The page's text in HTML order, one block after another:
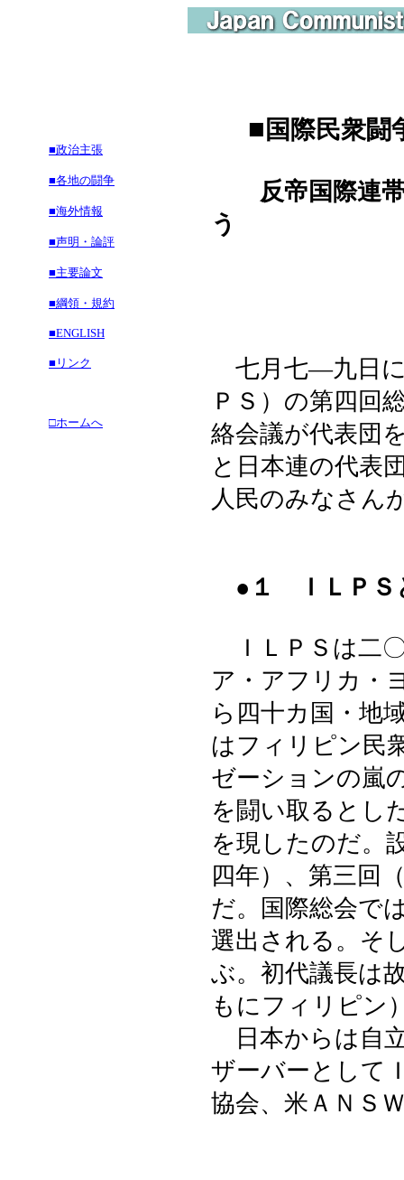
■政治主張
■各地の闘争
■海外情報
■声明・論評
■主要論文
■綱領・規約
■ENGLISH
■リンク
□ホームへ
■ 国際民衆闘
反帝国際連
う
七月七―九日に
ＰＳ）の第四回
絡会議が代表団
と日本連の代表
人民のみなさん
●１ ＩＬＰＳ
ＩＬＰＳは二
ア・アフリカ・
ら四十カ国・地
はフィリピン民
ゼーションの嵐
を闘い取るとし
を現したのだ。
四年）、第三回
だ。国際総会で
選出される。そ
ぶ。初代議長は
もにフィリピン
日本からは自
ザーバーとして
協会、米ＡＮＳ